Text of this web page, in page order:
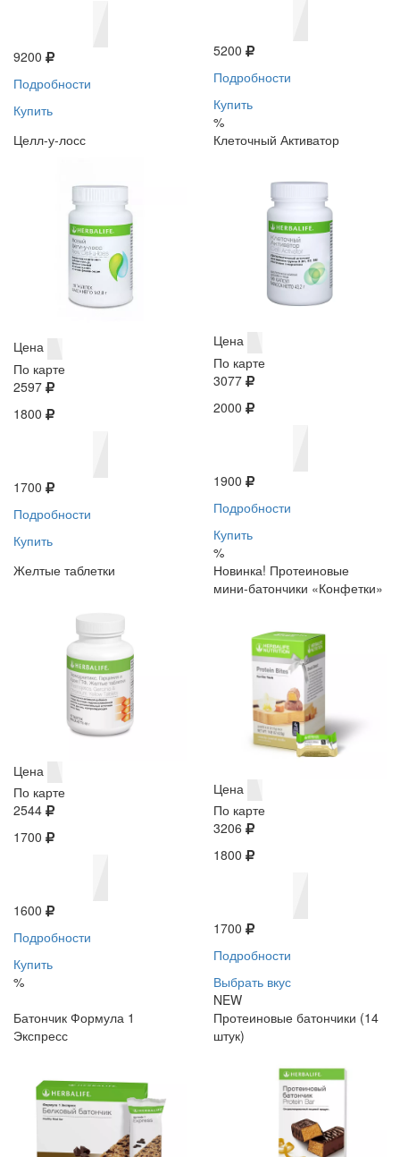
9200
Подробности
Купить
5200
Подробности
Купить
%
Целл-у-лосс
Цена
По карте
2597
1800
1700
Подробности
Купить
Клеточный Активатор
Цена
По карте
3077
2000
1900
Подробности
Купить
%
Желтые таблетки
Цена
По карте
2544
1700
1600
Подробности
Купить
%
Новинка! Протеиновые
мини-батончики «Конфетки»
Цена
По карте
3206
1800
1700
Подробности
Выбрать вкус
NEW
Батончик Формула 1
Экспресс
Протеиновые батончики (14
штук)